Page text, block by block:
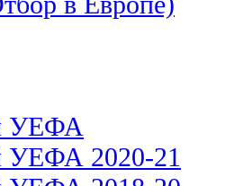
УЕФА
УЕФА 2020-21